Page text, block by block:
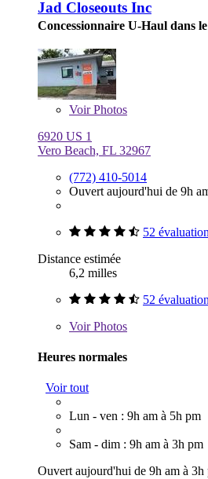
Jad Closeouts Inc
Concessionnaire U-Haul dans
VoirPhotos
6920 US 1
Vero Beach, FL 32967
(772) 410-5014
Ouvert aujourd'hui de 9h
52
Distance estimée
6,2 milles
52
VoirPhotos
Heures normales
Voir tout
Lun - ven : 9h am à 5h pm
Sam - dim : 9h am à 3h pm
Ouvert aujourd'hui de 9h am à 3h